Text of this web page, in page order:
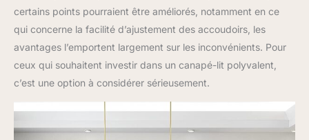
certains points pourraient être améliorés, notamment en ce
qui concerne la facilité d’ajustement des accoudoirs, les
avantages l’emportent largement sur les inconvénients. Pour
ceux qui souhaitent investir dans un canapé-lit polyvalent,
c’est une option à considérer sérieusement.